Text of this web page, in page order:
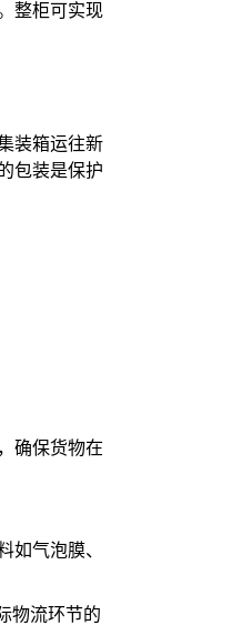
整柜可实现
装箱运往新
包装是保护
确保货物在
如气泡膜、
物流环节的